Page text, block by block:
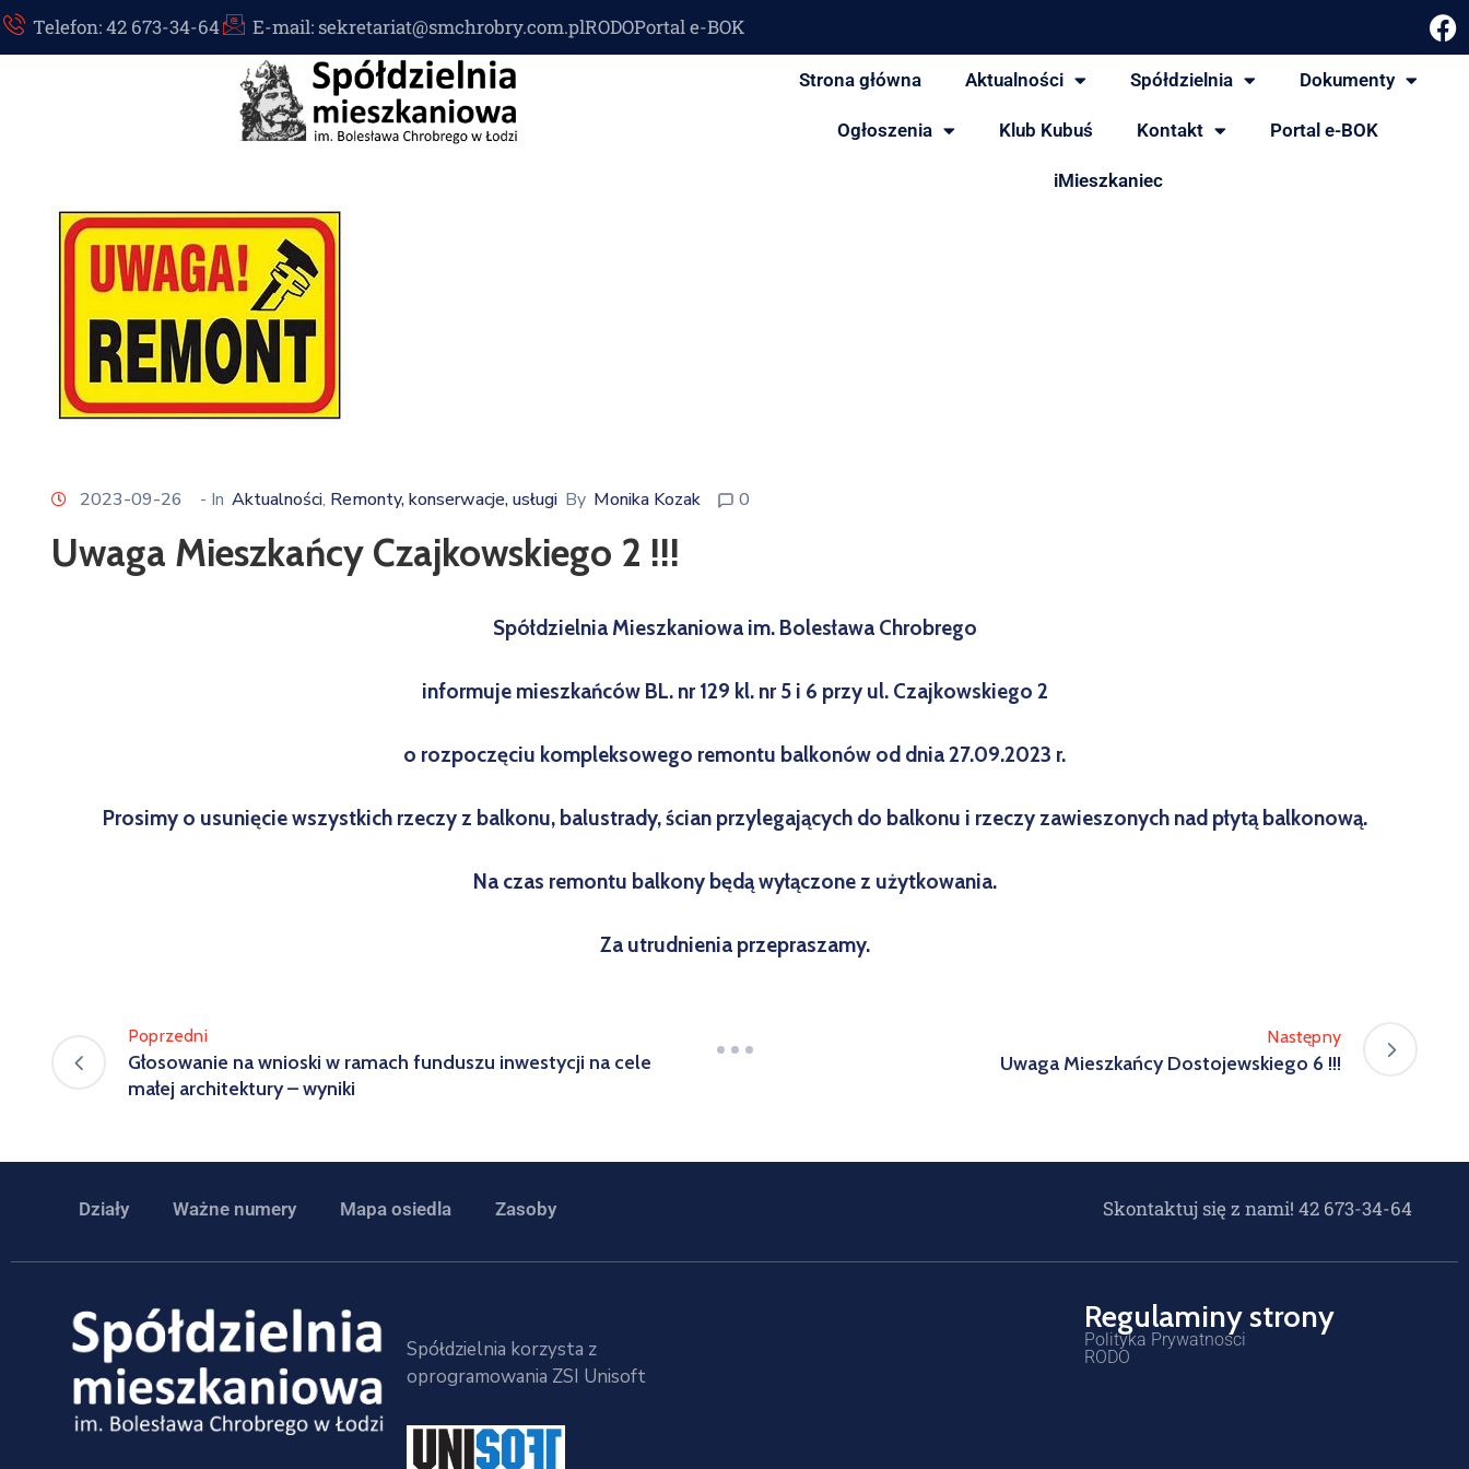
Telefon: 42 673-34-64 E-mail: sekretariat@smchrobry.com.plRODOPortal e-BOK
Strona główna Aktualności Spółdzielnia Dokumenty
Ogłoszenia Klub Kubuś Kontakt Portal e-BOK
iMieszkaniec
2023-09-26 - In Aktualności‚ Remonty, konserwacje, usługi By Monika Kozak 0
Uwaga Mieszkańcy Czajkowskiego 2 !!!
Spółdzielnia Mieszkaniowa im. Bolesława Chrobrego
informuje mieszkańców BL. nr 129 kl. nr 5 i 6 przy ul. Czajkowskiego 2
o rozpoczęciu kompleksowego remontu balkonów od dnia 27.09.2023 r.
Prosimy o usunięcie wszystkich rzeczy z balkonu, balustrady, ścian przylegających do balkonu i rzeczy zawieszonych nad płytą balkonową.
Na czas remontu balkony będą wyłączone z użytkowania.
Za utrudnienia przepraszamy.
Poprzedni
Głosowanie na wnioski w ramach funduszu inwestycji na cele
małej architektury – wyniki
Następny
Uwaga Mieszkańcy Dostojewskiego 6 !!!
Działy Ważne numery Mapa osiedla Zasoby Skontaktuj się z nami! 42 673-34-64
Spółdzielnia korzysta z
oprogramowania ZSI Unisoft
Regulaminy strony
Polityka Prywatności
RODO